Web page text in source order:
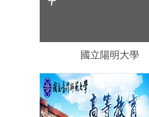
國立陽明大學